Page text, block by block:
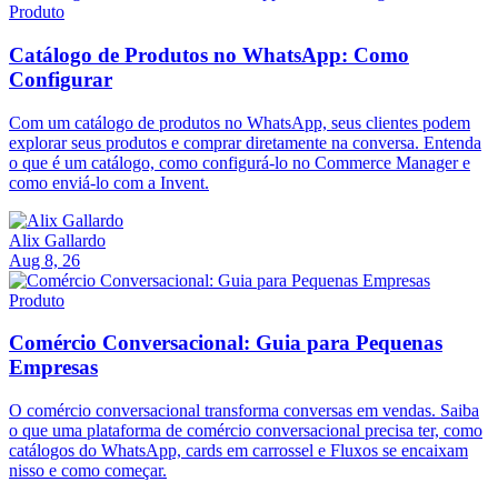
Produto
Catálogo de Produtos no WhatsApp: Como
Configurar
Com um catálogo de produtos no WhatsApp, seus clientes podem
explorar seus produtos e comprar diretamente na conversa. Entenda
o que é um catálogo, como configurá-lo no Commerce Manager e
como enviá-lo com a Invent.
Alix Gallardo
Aug 8, 26
Produto
Comércio Conversacional: Guia para Pequenas
Empresas
O comércio conversacional transforma conversas em vendas. Saiba
o que uma plataforma de comércio conversacional precisa ter, como
catálogos do WhatsApp, cards em carrossel e Fluxos se encaixam
nisso e como começar.